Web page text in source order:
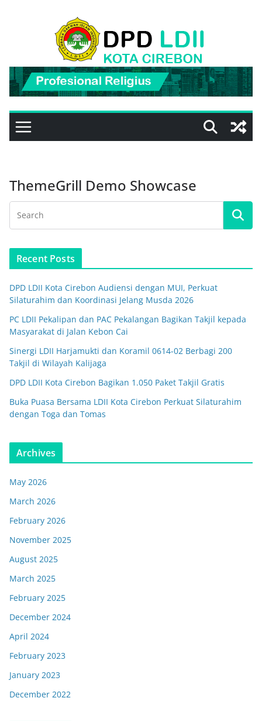
ThemeGrill Demo Showcase
Recent Posts
DPD LDII Kota Cirebon Audiensi dengan MUI, Perkuat
Silaturahim dan Koordinasi Jelang Musda 2026
PC LDII Pekalipan dan PAC Pekalangan Bagikan Takjil kepada
Masyarakat di Jalan Kebon Cai
Sinergi LDII Harjamukti dan Koramil 0614-02 Berbagi 200
Takjil di Wilayah Kalijaga
DPD LDII Kota Cirebon Bagikan 1.050 Paket Takjil Gratis
Buka Puasa Bersama LDII Kota Cirebon Perkuat Silaturahim
dengan Toga dan Tomas
Archives
May 2026
March 2026
February 2026
November 2025
August 2025
March 2025
February 2025
December 2024
April 2024
February 2023
January 2023
December 2022